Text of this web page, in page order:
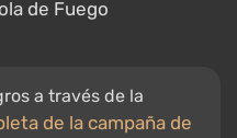
de Fuego
a través de la
de la campaña de